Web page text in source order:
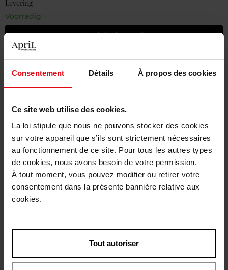
Consentement Détails À propos des cookies
Ce site web utilise des cookies.
La loi stipule que nous ne pouvons stocker des cookies
sur votre appareil que s’ils sont strictement nécessaires
au fonctionnement de ce site. Pour tous les autres types
de cookies, nous avons besoin de votre permission.
À tout moment, vous pouvez modifier ou retirer votre
consentement dans la présente bannière relative aux
cookies.
Tout autoriser
Levering
Voorradig
In winkelmandje
Beschrijving
Karakteristieken
Review
Nog iets vergeten ?